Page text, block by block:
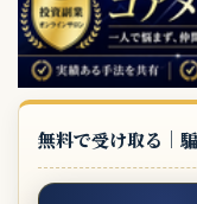
無料で受け取る｜